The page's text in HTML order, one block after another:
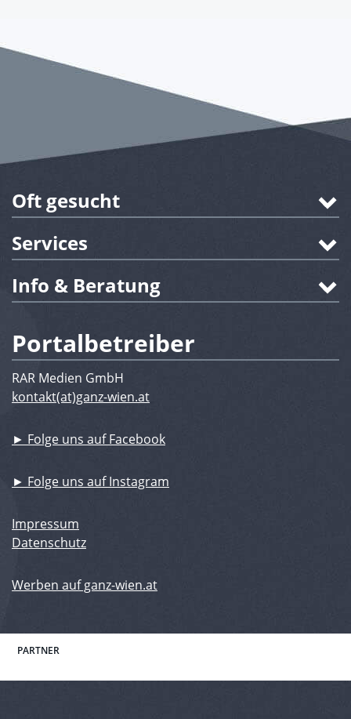
Oft gesucht
Services
Info & Beratung
Portalbetreiber
RAR Medien GmbH
kontakt(at)ganz-wien.at
► Folge uns auf Facebook
► Folge uns auf Instagram
Impressum
Datenschutz
Werben auf ganz-wien.at
PARTNER